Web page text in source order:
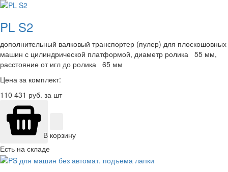
PL S2
дополнительный валковый транспортер (пулер) для плоскошовных
машин с цилиндрической платформой, диаметр ролика 55 мм,
расстояние от игл до ролика 65 мм
Цена за комплект:
110 431 руб. за шт
В корзину
Есть на складе